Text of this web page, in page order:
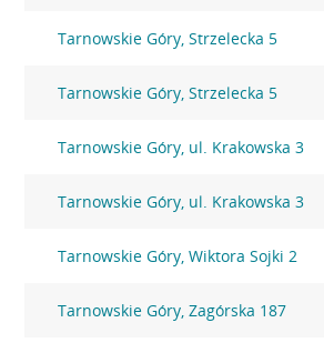
Tarnowskie Góry, Strzelecka 5
Tarnowskie Góry, Strzelecka 5
Tarnowskie Góry, ul. Krakowska 3
Tarnowskie Góry, ul. Krakowska 3
Tarnowskie Góry, Wiktora Sojki 2
Tarnowskie Góry, Zagórska 187